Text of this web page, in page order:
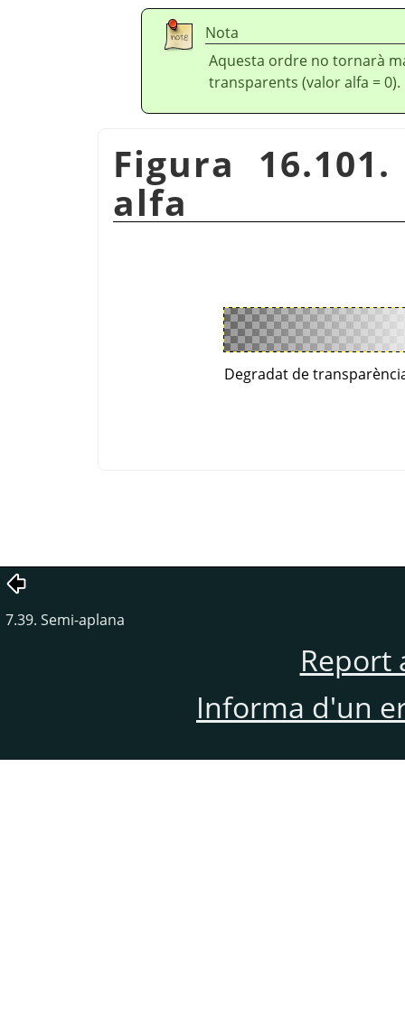
Nota
Aquesta ordre no tornarà
transparents (valor alfa = 0).
Figura
alfa
Degradat de
7.39. Semi-aplana
Report
Informa d'un